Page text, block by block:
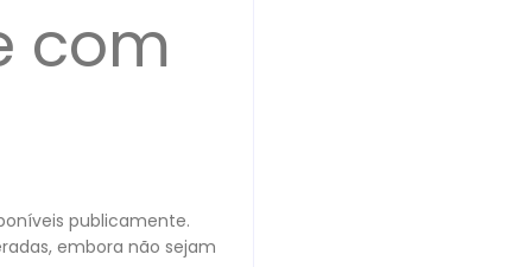
com
publicamente.
embora não sejam